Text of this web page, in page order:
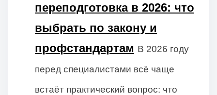
переподготовка в 2026: что
выбрать по закону и
профстандартам В 2026 году
перед специалистами всё чаще
встаёт практический вопрос: что